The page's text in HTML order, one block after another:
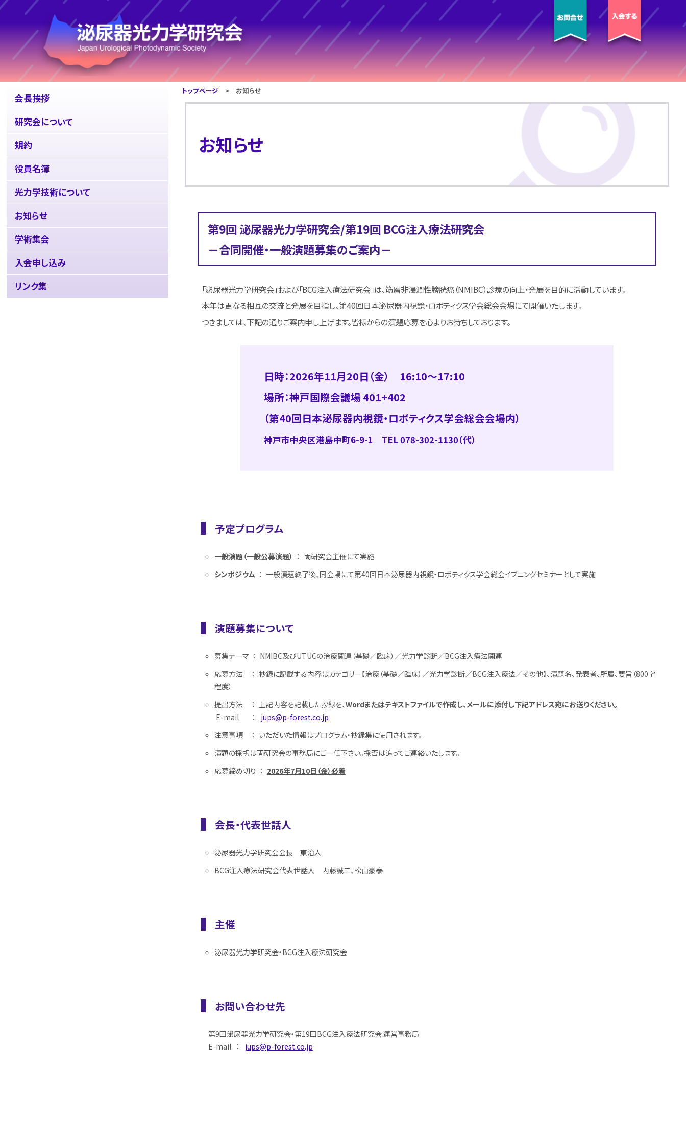
会長挨拶
研究会について
規約
役員名簿
光力学技術について
お知らせ
学術集会
入会申し込み
リンク集
トップページ > お知らせ
お知らせ
第9回 泌尿器光力学研究会/第19回 BCG注入療法研究会
－合同開催・一般演題募集のご案内－
「泌尿器光力学研究会」および「BCG注入療法研究会」は、筋層非浸潤性膀胱癌（NMIBC）診療の向上・発展を目的に活動しています。
本年は更なる相互の交流と発展を目指し、第40回日本泌尿器内視鏡・ロボティクス学会総会会場にて開催いたします。
つきましては、下記の通りご案内申し上げます。皆様からの演題応募を心よりお待ちしております。
日時：2026年11月20日（金） 16:10～17:10
場所：神戸国際会議場 401+402
（第40回日本泌尿器内視鏡・ロボティクス学会総会会場内）
神戸市中央区港島中町6-9-1 TEL 078-302-1130（代）
予定プログラム
一般演題（一般公募演題） ： 両研究会主催にて実施
シンポジウム： 一般演題終了後、同会場にて第40回日本泌尿器内視鏡・ロボティクス学会総会イブニングセミナーとして実施
演題募集について
募集テーマ ： NMIBC及びUTUCの治療関連（基礎／臨床）／光力学診断／BCG注入療法関連
応募方法 ： 抄録に記載する内容はカテゴリー【治療（基礎／臨床）／光力学診断／BCG注入療法／その他】、演題名、発表者、所属、要旨（800字
程度）
提出方法 ： 上記内容を記載した抄録を、Wordまたはテキストファイルで作成し、メールに添付し下記アドレス宛にお送りください。
E-mail ： jups@p-forest.co.jp
注意事項 ： いただいた情報はプログラム・抄録集に使用されます。
演題の採択は両研究会の事務局にご一任下さい。採否は追ってご連絡いたします。
応募締め切り ： 2026年7月10日（金）必着
会長・代表世話人
泌尿器光力学研究会会長 東治人
BCG注入療法研究会代表世話人 内藤誠二、松山豪泰
主催
泌尿器光力学研究会・BCG注入療法研究会
お問い合わせ先
第9回泌尿器光力学研究会・第19回BCG注入療法研究会 運営事務局
E-mail ： jups@p-forest.co.jp